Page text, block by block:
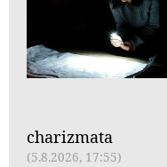
charizmata
(5.8.2026, 17:55)